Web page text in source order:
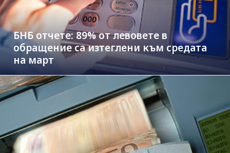
БНБ отчете: 89% от левовете в
обращение са изтеглени към средата
на март